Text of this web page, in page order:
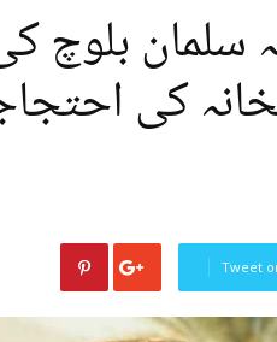
سلمان بلوچ
کی
Tweet